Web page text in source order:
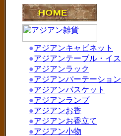
●アジアンキャビネット
●アジアンテーブル・イス
●アジアンラック
●アジアンパーテーション
●アジアンバスケット
●アジアンランプ
●アジアンお香
●アジアンお香立て
●アジアン小物